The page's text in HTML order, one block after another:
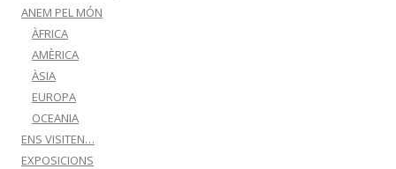
ANEM PEL MÓN
ÀFRICA
AMÈRICA
ÀSIA
EUROPA
OCEANIA
ENS VISITEN…
EXPOSICIONS